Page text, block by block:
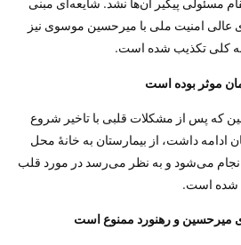
مسئولی پیگیر آن‌ها نشد. شایعه‌ای مبنی
عالی امنیت ملی با میرحسین موسوی نیز
کلی تکذیب شده است.
موثر بوده است
که پس از مشکلات قلبی با تاخیر شروع
ادامه داشت، از بیمارستان به خانهٔ محل
می‌شود و به نظر می‌رسد در مورد قلب
شده است.
میرحسین و رهنورد ممنوع است